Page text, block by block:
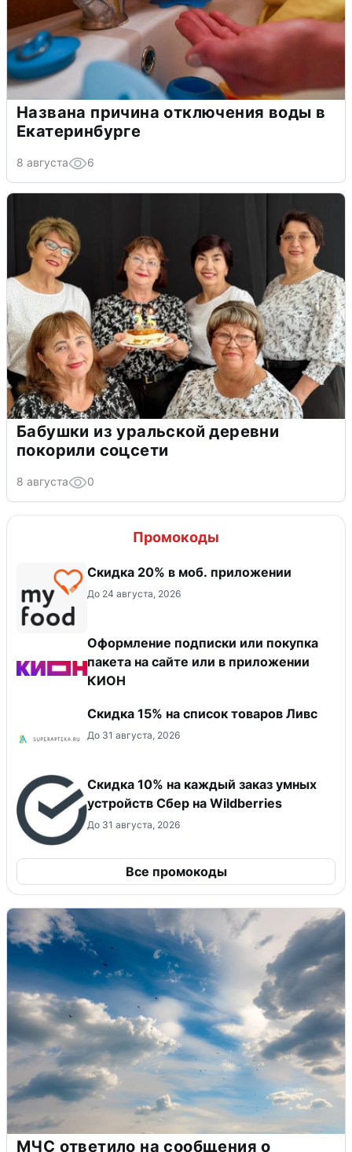
Названа причина отключения воды в
Екатеринбурге
8 августа 6
Бабушки из уральской деревни
покорили соцсети
8 августа 0
Промокоды
Скидка 20% в моб. приложении
До 24 августа, 2026
Оформление подписки или покупка
пакета на сайте или в приложении
КИОН
Скидка 15% на список товаров Ливс
До 31 августа, 2026
Скидка 10% на каждый заказ умных
устройств Сбер на Wildberries
До 31 августа, 2026
Все промокоды
МЧС ответило на сообщения о